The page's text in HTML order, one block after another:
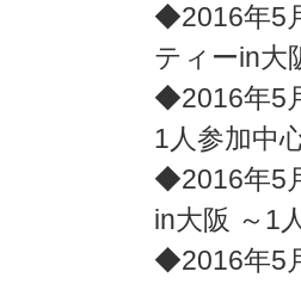
◆2016年5
ティーin大
◆2016年5
1人参加中
◆2016年5
in大阪 ～1
◆2016年5